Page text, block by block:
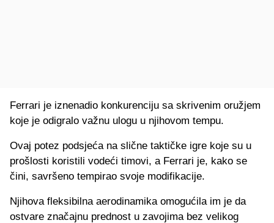
Ferrari je iznenadio konkurenciju sa skrivenim oružjem
koje je odigralo važnu ulogu u njihovom tempu.
Ovaj potez podsjeća na slične taktičke igre koje su u
prošlosti koristili vodeći timovi, a Ferrari je, kako se
čini, savršeno tempirao svoje modifikacije.
Njihova fleksibilna aerodinamika omogućila im je da
ostvare značajnu prednost u zavojima bez velikog